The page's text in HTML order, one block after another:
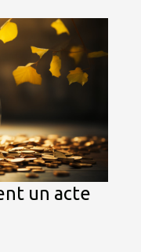
un acte